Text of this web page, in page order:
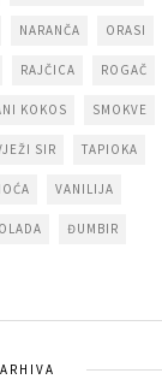
NARANČA ORASI
RAJČICA ROGAČ
KOKOS SMOKVE
SIR TAPIOKA
VANILIJA
ĐUMBIR
ARHIVA